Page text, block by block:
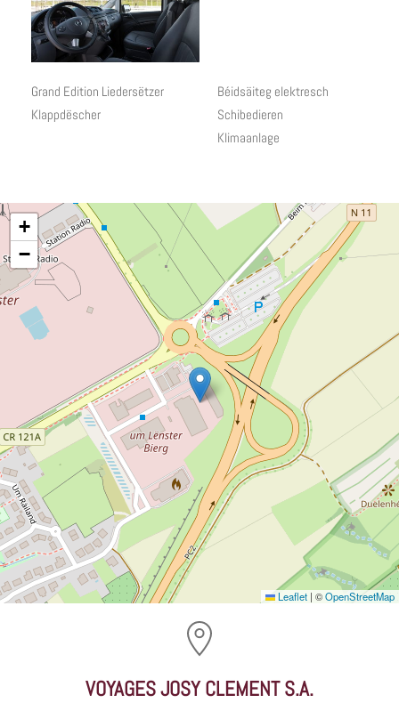
Grand Edition Liedersëtzer
Klappdëscher
Béidsäiteg elektresch
Schibedieren
Klimaanlage
+
−
Leaflet | ©OpenStreetMap
VOYAGES JOSY CLEMENT S.A.